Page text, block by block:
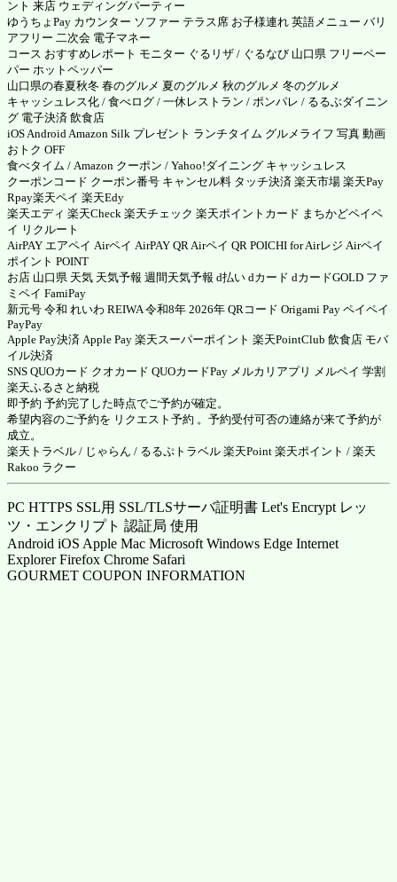
ント 来店 ウェディングパーティー
ゆうちょPay カウンター ソファー テラス席 お子様連れ 英語メニュー バリ
アフリー 二次会 電子マネー
コース おすすめレポート モニター ぐるリザ / ぐるなび 山口県 フリーペー
パー ホットペッパー
山口県の春夏秋冬 春のグルメ 夏のグルメ 秋のグルメ 冬のグルメ
キャッシュレス化 / 食べログ / 一休レストラン / ポンパレ / るるぶダイニン
グ 電子決済 飲食店
iOS Android Amazon Silk プレゼント ランチタイム グルメライフ 写真 動画
おトク OFF
食べタイム / Amazon クーポン / Yahoo!ダイニング キャッシュレス
クーポンコード クーポン番号 キャンセル料 タッチ決済 楽天市場 楽天Pay
Rpay楽天ペイ 楽天Edy
楽天エディ 楽天Check 楽天チェック 楽天ポイントカード まちかどペイペ
イ リクルート
AirPAY エアペイ Airペイ AirPAY QRAirペイ QR POICHI for Airレジ Airペイ
ポイント POINT
お店 山口県 天気 天気予報 週間天気予報 d払い dカード dカードGOLD ファ
ミペイ FamiPay
新元号 令和 れいわ REIWA 令和8年 2026年 QRコード Origami Pay ペイペイ
PayPay
Apple Pay決済 Apple Pay 楽天スーパーポイント 楽天PointClub 飲食店 モバ
イル決済
SNS QUOカード クオカード QUOカードPay メルカリアプリ メルペイ 学割
楽天ふるさと納税
即予約 予約完了した時点でご予約が確定。
希望内容のご予約を リクエスト予約 。予約受付可否の連絡が来て予約が
成立。
楽天トラベル / じゃらん / るるぷトラベル 楽天Point 楽天ポイント / 楽天
Rakoo ラクー
PC HTTPS SSL用 SSL/TLSサーバ証明書 Let's Encrypt レッ
ツ・エンクリプト 認証局 使用
Android iOS Apple Mac Microsoft Windows Edge Internet
Explorer Firefox Chrome Safari
GOURMET COUPON INFORMATION